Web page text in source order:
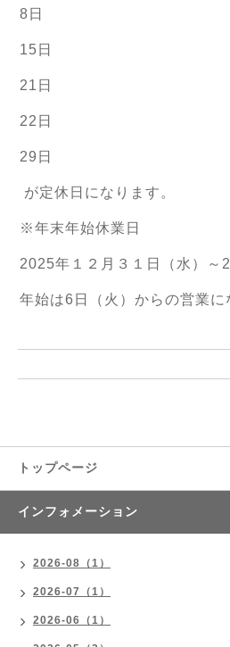
8日
15日
21日
22日
29日
が定休日になります。
※年末年始休業日
2025年１２月３１日（水）～
年始は6日（火）からの営業に
トップページ
インフォメーション
2026-08（1）
2026-07（1）
2026-06（1）